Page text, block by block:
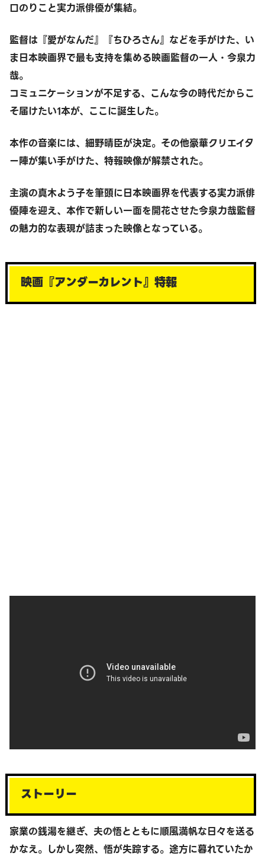
口のりこと実力派俳優が集結。
監督は『愛がなんだ』『ちひろさん』などを手がけた、い
ま日本映画界で最も支持を集める映画監督の一人・今泉力
哉。
コミュニケーションが不足する、こんな今の時代だからこ
そ届けたい1本が、ここに誕生した。
本作の音楽には、細野晴臣が決定。その他豪華クリエイタ
ー陣が集い手がけた、特報映像が解禁された。
主演の真木よう子を筆頭に日本映画界を代表する実力派俳
優陣を迎え、本作で新しい一面を開花させた今泉力哉監督
の魅力的な表現が詰まった映像となっている。
映画『アンダーカレント』特報
ストーリー
家業の銭湯を継ぎ、夫の悟とともに順風満帆な日々を送る
かなえ。しかし突然、悟が失踪する。途方に暮れていたか